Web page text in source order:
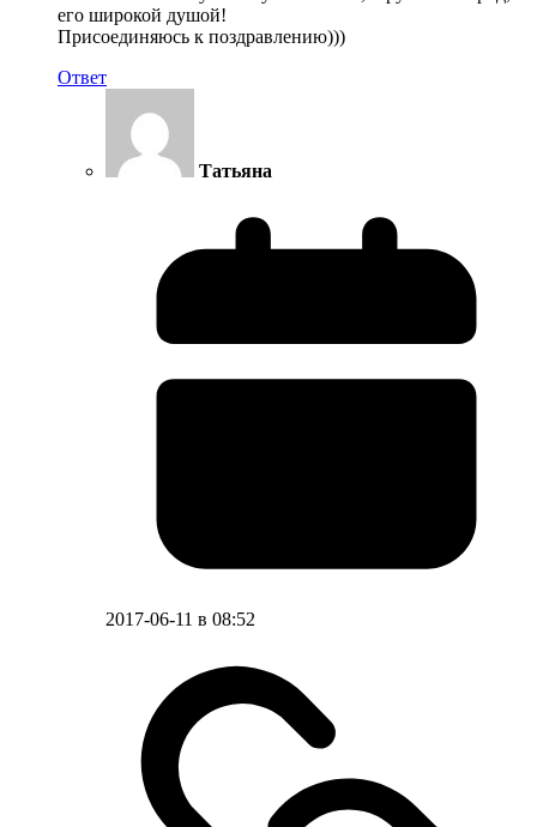
его широкой душой!
Присоединяюсь к поздравлению)))
Ответ
Татьяна
2017-06-11 в 08:52